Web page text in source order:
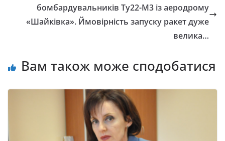
бомбардувальників Ту22-М3 із аеродрому
«Шайківка». Ймовірність запуску ракет дуже
велика…
Вам також може сподобатися